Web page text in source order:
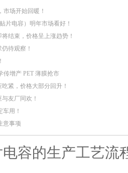
市场开始回暖！
片电容）明年市场看好！
结束，价格呈上涨趋势！
待观察！
传增产 PET 薄膜抢市
紧，价格大部分回升！
友厂同欢！
用！
意事项
电容的生产工艺流